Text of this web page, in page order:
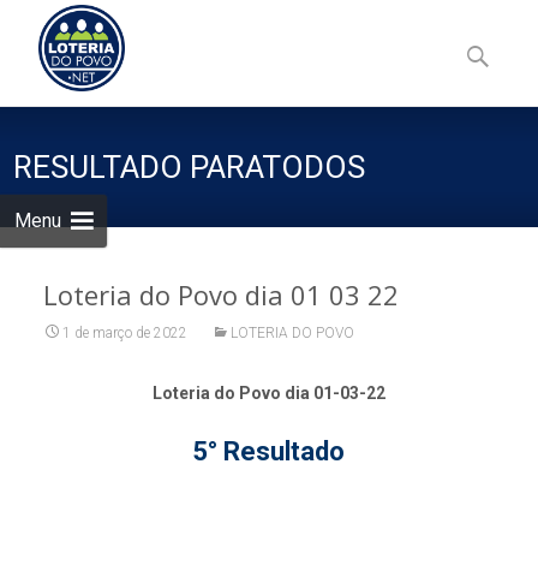
Menu
to
content
por:
RESULTADO PARATODOS
Loteria do Povo dia 01 03 22
1 de março de 2022 LOTERIA DO POVO
Loteria do Povo dia 01-03-22
5° Resultado